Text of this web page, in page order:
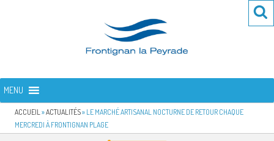
FRONTIGNAN LA PEYRADE
MENU
ACCUEIL »ACTUALITÉS» LE MARCHÉ ARTISANAL NOCTURNE DE RETOUR CHAQUE
MERCREDI À FRONTIGNAN PLAGE